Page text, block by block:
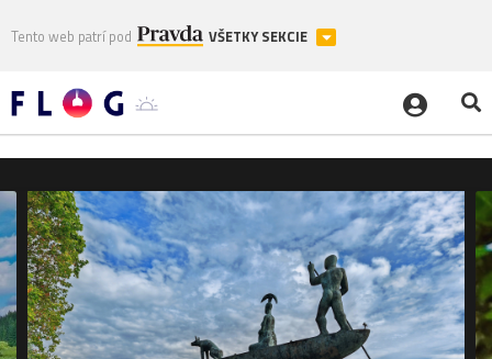
Tento web patrí pod VŠETKY SEKCIE